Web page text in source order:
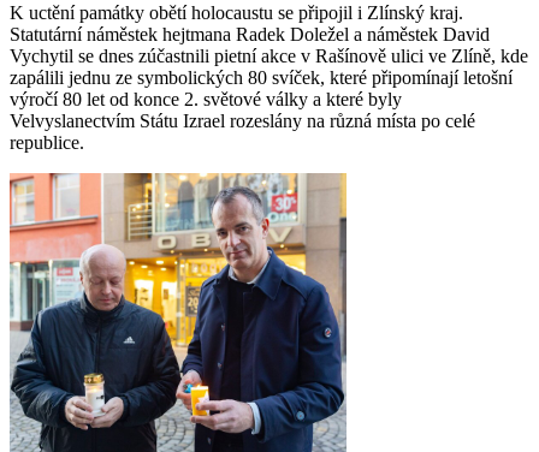
K uctění památky obětí holocaustu se připojil i Zlínský kraj.
Statutární náměstek hejtmana Radek Doležel a náměstek David
Vychytil se dnes zúčastnili pietní akce v Rašínově ulici ve Zlíně, kde
zapálili jednu ze symbolických 80 svíček, které připomínají letošní
výročí 80 let od konce 2. světové války a které byly
Velvyslanectvím Státu Izrael rozeslány na různá místa po celé
republice.